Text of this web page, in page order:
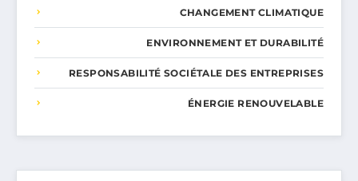
CHANGEMENT CLIMATIQUE
ENVIRONNEMENT ET DURABILITÉ
RESPONSABILITÉ SOCIÉTALE DES ENTREPRISES
ÉNERGIE RENOUVELABLE